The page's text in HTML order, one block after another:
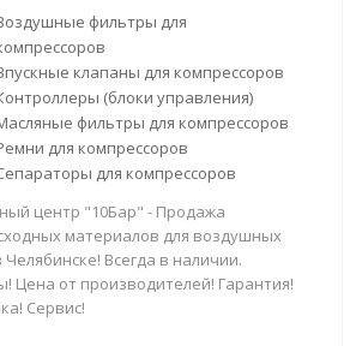
фильтры для
клапаны для компрессоров
(блоки управления)
фильтры для компрессоров
для компрессоров
для компрессоров
центр "10Бар" - Продажа
материалов для воздушных
Всегда в наличии.
Цена от производителей! Гарантия!
Сервис!